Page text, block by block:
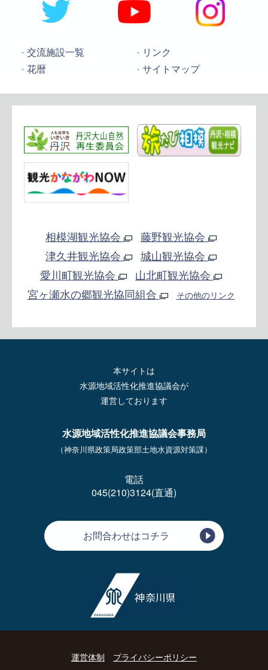
交流施設一覧
リンク
花暦
サイトマップ
相模湖観光協会
藤野観光協会
津久井観光協会
城山観光協会
愛川町観光協会
山北町観光協会
宮ヶ瀬水の郷観光協同組合
その他のリンク
本サイトは
水源地域活性化推進協議会が
運営しております
水源地域活性化推進協議会事務局
（神奈川県政策局政策部土地水資源対策課）
電話
045(210)3124(直通)
お問合わせはコチラ
運営体制 プライバシーポリシー